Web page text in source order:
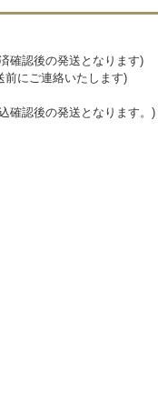
確認後の発送となります)
前にご連絡いたします)
確認後の発送となります。)